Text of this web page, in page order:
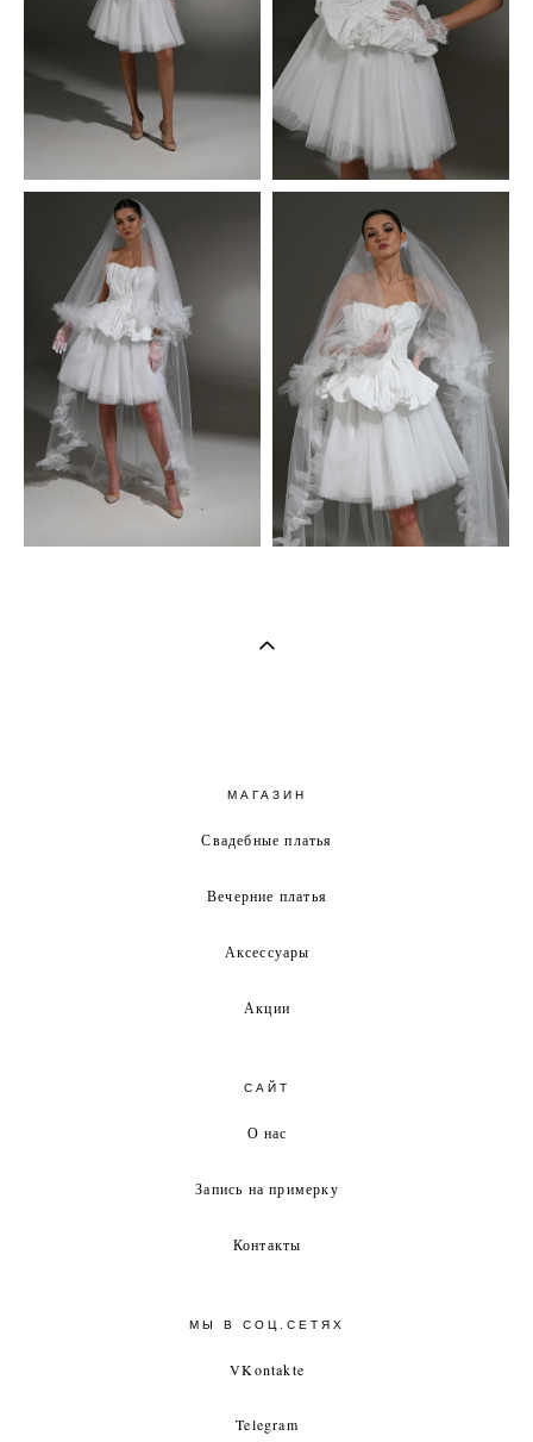
МАГАЗИН
Свадебные платья
Вечерние платья
Аксессуары
Акции
САЙТ
О нас
Запись на примерку
Контакты
МЫ В СОЦ.СЕТЯХ
VKontakte
Telegram